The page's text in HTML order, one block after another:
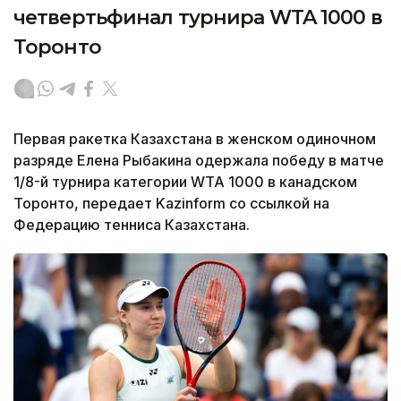
четвертьфинал турнира WTA 1000 в
Торонто
Первая ракетка Казахстана в женском одиночном
разряде Елена Рыбакина одержала победу в матче
1/8-й турнира категории WTA 1000 в канадском
Торонто, передает Kazinform со ссылкой на
Федерацию тенниса Казахстана.